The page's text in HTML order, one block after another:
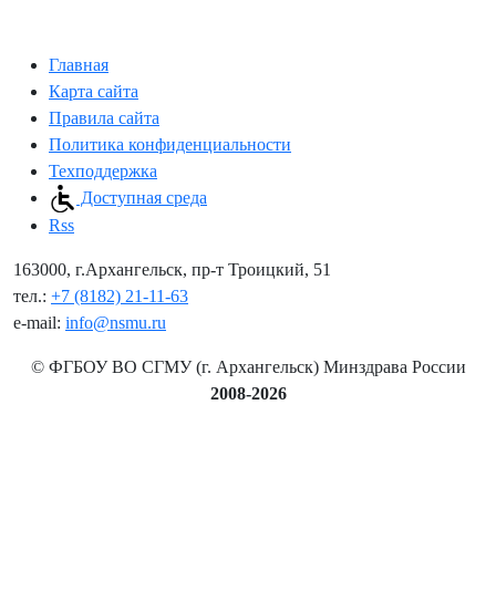
Главная
Карта сайта
Правила сайта
Политика конфиденциальности
Техподдержка
Доступная среда
Rss
163000, г.Архангельск, пр-т Троицкий, 51
тел.: +7 (8182) 21-11-63
e-mail: info@nsmu.ru
© ФГБОУ ВО СГМУ (г. Архангельск) Минздрава России
2008-2026